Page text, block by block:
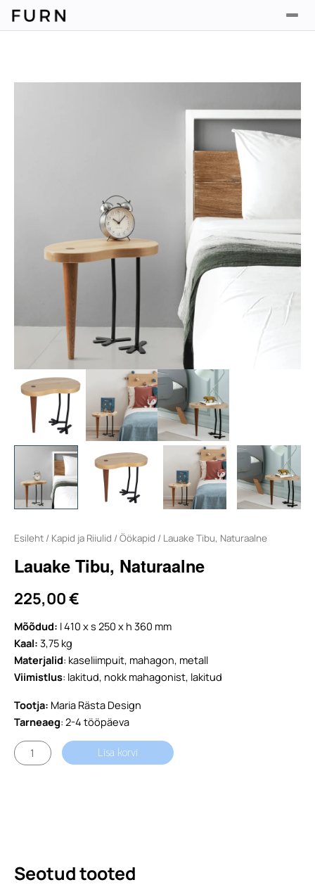
Esileht / Kapid ja Riiulid /Öökapid / Lauake Tibu, Naturaalne
Lauake Tibu, Naturaalne
225,00€
Mõõdud: l 410 x s 250 x h 360 mm
Kaal: 3,75 kg
Materjalid: kaseliimpuit, mahagon, metall
Viimistlus: lakitud, nokk mahagonist, lakitud
Tootja: Maria Rästa Design
Tarneaeg: 2-4 tööpäeva
Lauake
Tibu,
Lisa korvi
Seotud tooted